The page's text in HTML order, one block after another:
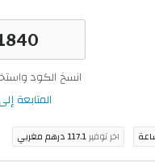
انسخ الكود
المتابعة
اخر توفير117.1 درهم مغربي